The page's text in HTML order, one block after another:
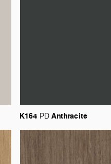
K164 PD Anthracite